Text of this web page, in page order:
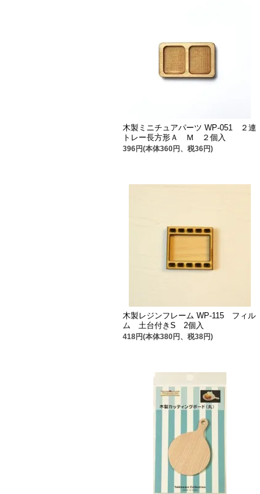
木製ミニチュアパーツ WP-051 ２連
トレー長方形Ａ Ｍ ２個入
396円(本体360円、税36円)
木製レジンフレーム WP-115 フィル
ム 土台付きS 2個入
418円(本体380円、税38円)